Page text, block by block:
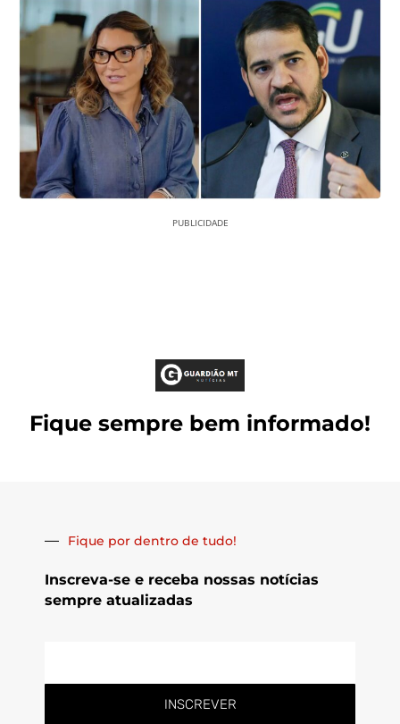
PUBLICIDADE
Fique sempre bem informado!
Fique por dentro de tudo!
Inscreva-se e receba nossas notícias
sempre atualizadas
INSCREVER